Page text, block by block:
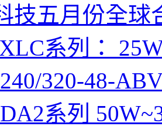
技五月份全球
系列：
320-48-
系列